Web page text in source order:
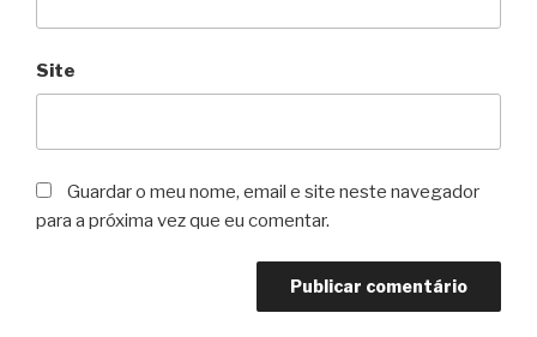
Site
Guardar o meu nome, email e site neste navegador
para a próxima vez que eu comentar.